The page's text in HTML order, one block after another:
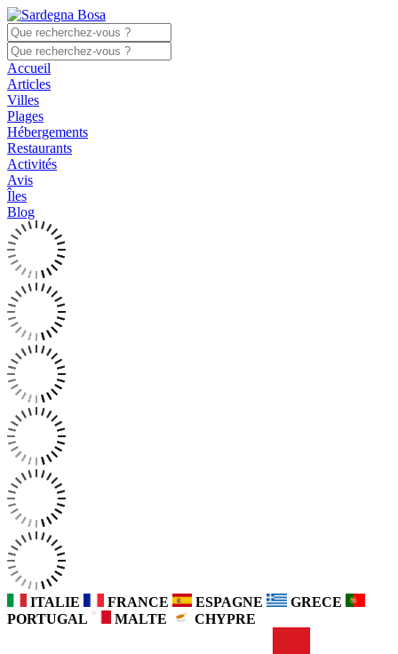
Accueil
Articles
Villes
Plages
Hébergements
Restaurants
Activités
Avis
Îles
Blog
ITALIE FRANCE ESPAGNE
GRECE
PORTUGAL
MALTE CHYPRE